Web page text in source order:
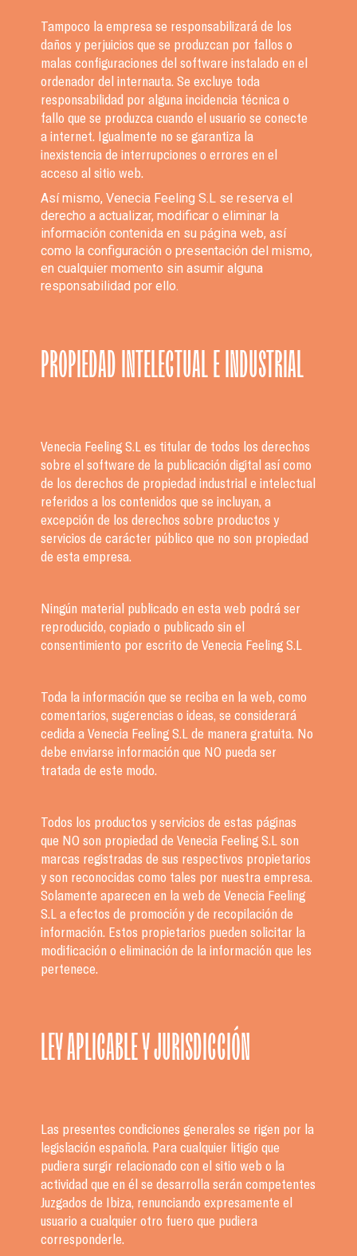
Tampoco la empresa se responsabilizará de los
daños y perjuicios que se produzcan por fallos o
malas configuraciones del software instalado en el
ordenador del internauta. Se excluye toda
responsabilidad por alguna incidencia técnica o
fallo que se produzca cuando el usuario se conecte
a internet. Igualmente no se garantiza la
inexistencia de interrupciones o errores en el
acceso al sitio web.
Así mismo, Venecia Feeling S.L se reserva el
derecho a actualizar, modificar o eliminar la
información contenida en su página web, así
como la configuración o presentación del mismo,
en cualquier momento sin asumir alguna
responsabilidad por ello.
PROPIEDAD INTELECTUAL E INDUSTRIAL
Venecia Feeling S.L es titular de todos los derechos
sobre el software de la publicación digital así como
de los derechos de propiedad industrial e intelectual
referidos a los contenidos que se incluyan, a
excepción de los derechos sobre productos y
servicios de carácter público que no son propiedad
de esta empresa.
Ningún material publicado en esta web podrá ser
reproducido, copiado o publicado sin el
consentimiento por escrito de Venecia Feeling S.L
Toda la información que se reciba en la web, como
comentarios, sugerencias o ideas, se considerará
cedida a Venecia Feeling S.L de manera gratuita. No
debe enviarse información que NO pueda ser
tratada de este modo.
Todos los productos y servicios de estas páginas
que NO son propiedad de Venecia Feeling S.L son
marcas registradas de sus respectivos propietarios
y son reconocidas como tales por nuestra empresa.
Solamente aparecen en la web de Venecia Feeling
S.L a efectos de promoción y de recopilación de
información. Estos propietarios pueden solicitar la
modificación o eliminación de la información que les
pertenece.
LEY APLICABLE Y JURISDICCIÓN
Las presentes condiciones generales se rigen por la
legislación española. Para cualquier litigio que
pudiera surgir relacionado con el sitio web o la
actividad que en él se desarrolla serán competentes
Juzgados de Ibiza, renunciando expresamente el
usuario a cualquier otro fuero que pudiera
corresponderle.